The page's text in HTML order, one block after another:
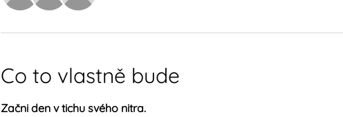
Co to vlastně bude
Začni den v tichu svého nitra.